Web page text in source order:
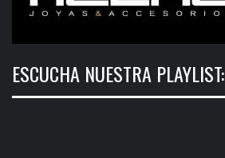
ESCUCHA NUESTRA PLAYLIST: